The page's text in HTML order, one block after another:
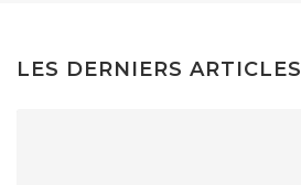
LES DERNIERS ARTICLES